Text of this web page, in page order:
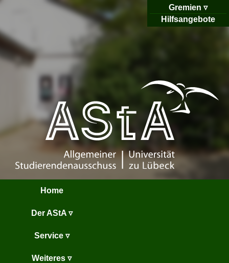
Gremien
Hilfsangebote
Home
Der AStA ▿
Service ▿
Weiteres ▿